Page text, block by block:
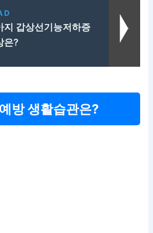
지 갑상선기능저하증
은?
방 생활습관은?